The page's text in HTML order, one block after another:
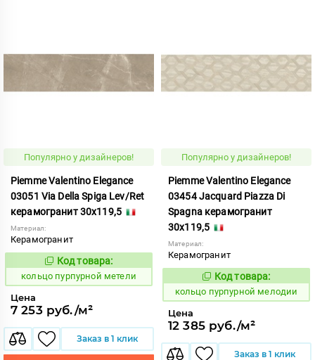
Популярно у дизайнеров!
Piemme Valentino Elegance
03051 Via Della Spiga Lev/Ret
керамогранит 30x119,5
Материал:
Керамогранит
743800
Код товара:
кольцо пурпурной метели
Цена
7 253 руб./м²
Заказ в 1 клик
Популярно у дизайнеров!
Piemme Valentino Elegance
03454 Jacquard Piazza Di
Spagna керамогранит
30x119,5
Материал:
Керамогранит
743798
Код товара:
кольцо пурпурной мелодии
Цена
12 385 руб./м²
Заказ в 1 клик